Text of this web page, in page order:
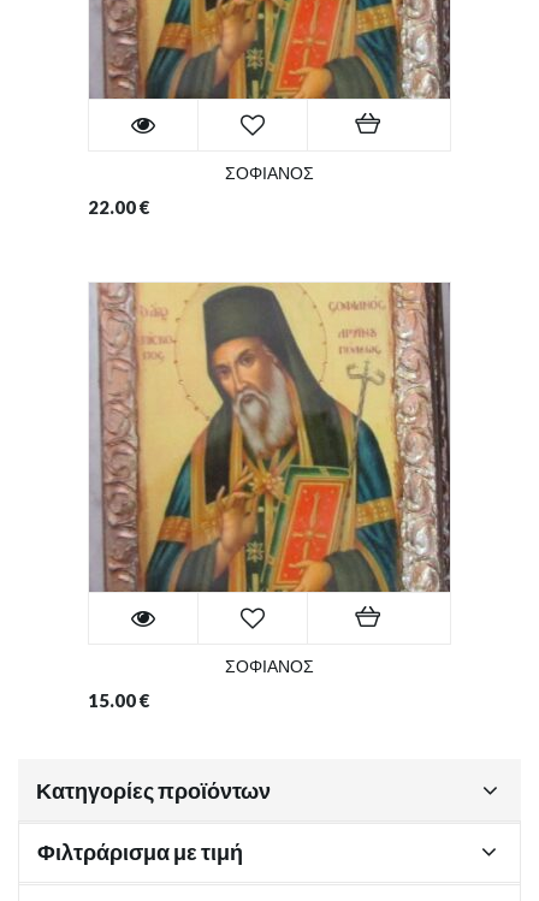
ΣΟΦΙΑΝΟΣ
22.00€
ΣΟΦΙΑΝΟΣ
15.00€
Κατηγορίες προϊόντων
Φιλτράρισμα με τιμή